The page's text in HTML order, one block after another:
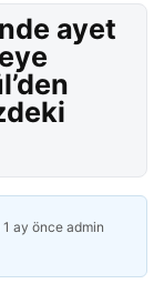
ayet
1 ay önce admin